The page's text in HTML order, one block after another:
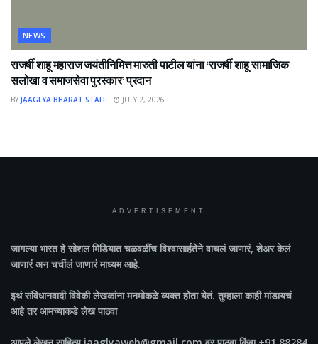
NEWS
राजर्षी शाहू महाराज जयंतीनिमित्त मारुती पाटील यांना ‘राजर्षी शाहू सामाजिक
सलोखा व समाजसेवा पुरस्कार’ प्रदान
BY JAAGLYA BHARAT STAFF JULY 2, 2026
ADVERTISEMENT
जागल्या भारतहे सोशल मिडियात चळवळींच विश्वासार्हतेने वाचलं जाणारं, शेअर केलं
जाणारं अन चर्चीलं जाणारं माध्यम आहे.
इथं संविधानवादी विवेकी लेखकांना मनमोकळे व्यक्त होता येतं. तुम्हाला काही मांडायचं
आहे तर आमच्याकडे लेख पाठवा